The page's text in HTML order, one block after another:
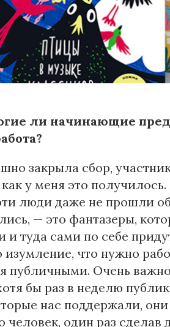
ли начинающие
закрыла сбор,
у меня это
люди даже не прошли
— это фантазеры,
и туда сами по себе
что нужно
публичными. Очень
бы раз в неделю
нас поддержали,
человек, один раз сделав